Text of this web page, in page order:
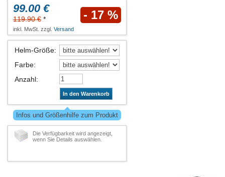
99.00 €
119.90 € * - 17 %
inkl. MwSt. zzgl. Versand
Helm-Größe:
Farbe:
Anzahl:
In den Warenkorb
Infos und Größenhilfe zum Produkt
Die Verfügbarkeit wird angezeigt,
wenn Sie Details auswählen.